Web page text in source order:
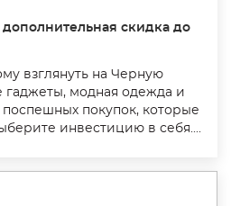
скидка до
взглянуть на Черную
гаджеты, модная одежда и
покупок, которые
инвестицию в себя....